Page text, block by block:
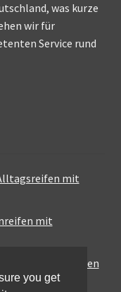
was kurze
wir für
Service rund
mit
mit
Touring-Reifen
you get